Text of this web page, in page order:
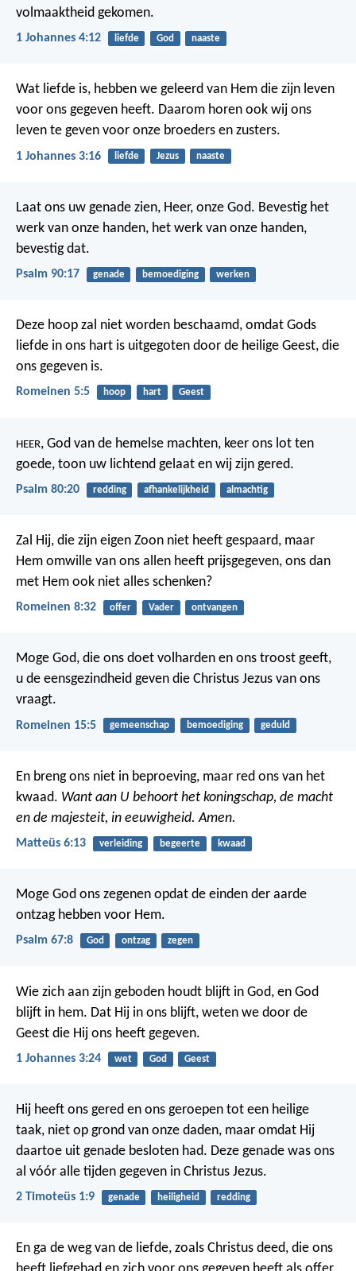
volmaaktheid gekomen.
1 Johannes 4:12 liefde God naaste
Wat liefde is, hebben we geleerd van Hem die zijn leven
voor ons gegeven heeft. Daarom horen ook wij ons
leven te geven voor onze broeders en zusters.
1 Johannes 3:16 liefde Jezus naaste
Laat ons uw genade zien, Heer, onze God. Bevestig het
werk van onze handen, het werk van onze handen,
bevestig dat.
Psalm 90:17 genade bemoediging werken
Deze hoop zal niet worden beschaamd, omdat Gods
liefde in ons hart is uitgegoten door de heilige Geest, die
ons gegeven is.
Romeinen 5:5 hoop hart Geest
HEER, God van de hemelse machten, keer ons lot ten
goede, toon uw lichtend gelaat en wij zijn gered.
Psalm 80:20 redding afhankelijkheid almachtig
Zal Hij, die zijn eigen Zoon niet heeft gespaard, maar
Hem omwille van ons allen heeft prijsgegeven, ons dan
met Hem ook niet alles schenken?
Romeinen 8:32 offer Vader ontvangen
Moge God, die ons doet volharden en ons troost geeft,
u de eensgezindheid geven die Christus Jezus van ons
vraagt.
Romeinen 15:5 gemeenschap bemoediging geduld
En breng ons niet in beproeving, maar red ons van het
kwaad. Want aan U behoort het koningschap, de macht
en de majesteit, in eeuwigheid. Amen.
Matteüs 6:13 verleiding begeerte kwaad
Moge God ons zegenen opdat de einden der aarde
ontzag hebben voor Hem.
Psalm 67:8 God ontzag zegen
Wie zich aan zijn geboden houdt blijft in God, en God
blijft in hem. Dat Hij in ons blijft, weten we door de
Geest die Hij ons heeft gegeven.
1 Johannes 3:24 wet God Geest
Hij heeft ons gered en ons geroepen tot een heilige
taak, niet op grond van onze daden, maar omdat Hij
daartoe uit genade besloten had. Deze genade was ons
al vóór alle tijden gegeven in Christus Jezus.
2 Timoteüs 1:9 genade heiligheid redding
En ga de weg van de liefde, zoals Christus deed, die ons